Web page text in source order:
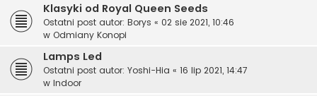
Klasyki od Royal Queen Seeds
Ostatni post autor: Borys « 02 sie 2021, 10:46
w Odmiany Konopi
Lamps Led
Ostatni post autor: Yoshi-Hia « 16 lip 2021, 14:47
w Indoor